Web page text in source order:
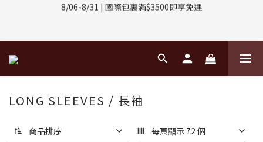
8/01-8/31 | 任選2件CUBOX正價商品 贈【威靈頓 / 波士頓墨鏡】
8/01-8/31 | 任選2件CUBOX正價商品 贈【威靈頓 / 波士頓墨鏡】
(數量有限售完不補)
LONG SLEEVES / 長袖
商品排序 每頁顯示 72 個